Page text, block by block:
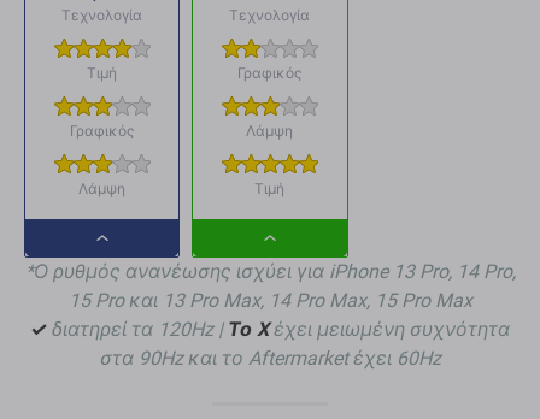
Τεχνολογία
Τιμή
Γραφικός
Λάμψη
Dropdown
button
Τεχνολογία
Γραφικός
Λάμψη
Τιμή
Dropdown
button
*Ο ρυθμός ανανέωσης ισχύει για iPhone 13 Pro, 14 Pro,
15 Pro και 13 Pro Max, 14 Pro Max, 15 Pro Max
✓ διατηρεί τα 120Hz | Το X έχει μειωμένη συχνότητα
στα 90Hz και το Aftermarket έχει 60Hz